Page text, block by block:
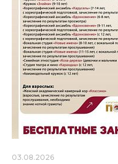
03.08.2026